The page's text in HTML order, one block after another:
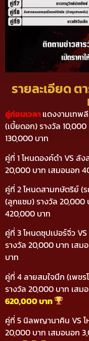
รายละเอียด
คู่ก่อนเวลาแดงงามเทพ
(เบี้ยดอก) รางวัล
130,000 บาท
คู่ที่ 1 โหนดองค์ดำ VS ลั
20,000 บาท เสมอนอก
คู่ที่ 2 โหนดสามกษัตริย์ (
(ลูกแซม) รางวัล 20,000
420,000 บาท
คู่ที่ 3 โหนดซุปเปอร์จิ่ว
รางวัล 20,000 บาท เส
บาท
คู่ที่ 4 ลายสมใจนึก (เพช
รางวัล 20,000 บาท เส
620,000 บาท
คู่ที่ 5 นิลพญานาคิน VS โ
20,000 บาท เสมอนอก